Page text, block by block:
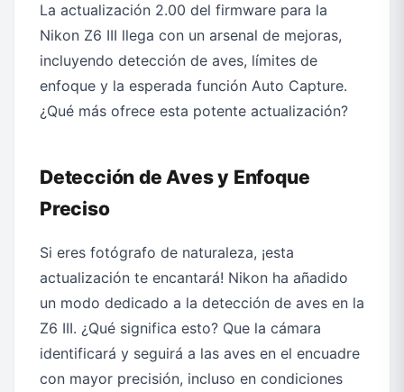
La actualización 2.00 del firmware para la
Nikon Z6 III llega con un arsenal de mejoras,
incluyendo detección de aves, límites de
enfoque y la esperada función Auto Capture.
¿Qué más ofrece esta potente actualización?
Detección de Aves y Enfoque
Preciso
Si eres fotógrafo de naturaleza, ¡esta
actualización te encantará! Nikon ha añadido
un modo dedicado a la detección de aves en la
Z6 III. ¿Qué significa esto? Que la cámara
identificará y seguirá a las aves en el encuadre
con mayor precisión, incluso en condiciones